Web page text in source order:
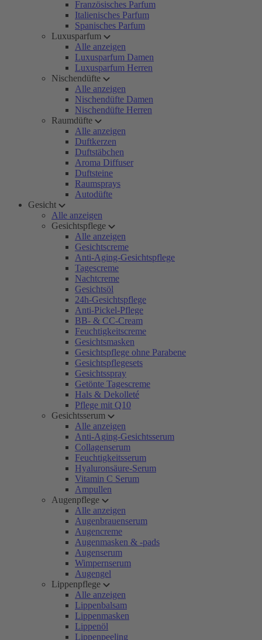
Französisches Parfum
Italienisches Parfum
Spanisches Parfum
Luxusparfum
Alle anzeigen
Luxusparfum Damen
Luxusparfum Herren
Nischendüfte
Alle anzeigen
Nischendüfte Damen
Nischendüfte Herren
Raumdüfte
Alle anzeigen
Duftkerzen
Duftstäbchen
Aroma Diffuser
Duftsteine
Raumsprays
Autodüfte
Gesicht
Alle anzeigen
Gesichtspflege
Alle anzeigen
Gesichtscreme
Anti-Aging-Gesichtspflege
Tagescreme
Nachtcreme
Gesichtsöl
24h-Gesichtspflege
Anti-Pickel-Pflege
BB- & CC-Cream
Feuchtigkeitscreme
Gesichtsmasken
Gesichtspflege ohne Parabene
Gesichtspflegesets
Gesichtsspray
Getönte Tagescreme
Hals & Dekolleté
Pflege mit Q10
Gesichtsserum
Alle anzeigen
Anti-Aging-Gesichtsserum
Collagenserum
Feuchtigkeitsserum
Hyaluronsäure-Serum
Vitamin C Serum
Ampullen
Augenpflege
Alle anzeigen
Augenbrauenserum
Augencreme
Augenmasken & -pads
Augenserum
Wimpernserum
Augengel
Lippenpflege
Alle anzeigen
Lippenbalsam
Lippenmasken
Lippenöl
Lippenpeeling